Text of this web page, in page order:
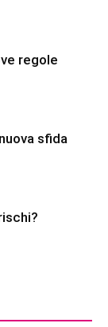
regole
sfida